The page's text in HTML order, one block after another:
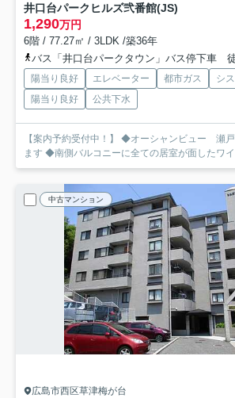
井口台パークヒルズ弐番館(JS)
1,290万円
6階 / 77.27㎡ / 3LDK /築36年
バス「井口台パークタウン」バス停下車
陽当り良好 エレベーター 都市ガス
シ
陽当り良好
公共下水
【案内予約受付中！】 ◆オーシャンビュー 瀬
ます ◆南側バルコニーに全ての居室が面したワイ
中古マンション
広島市西区草津梅が台